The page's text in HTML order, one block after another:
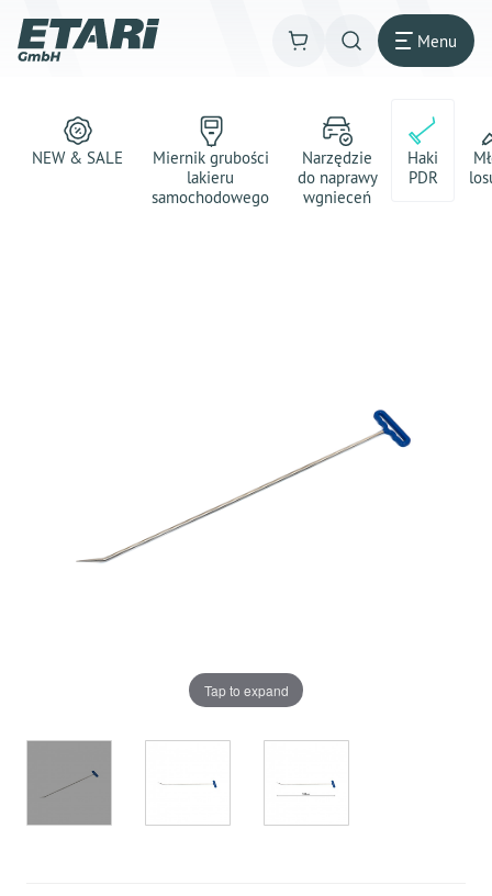
Menu
NEW & SALE
Miernik grubości
lakieru
samochodowego
Narzędzie
do naprawy
wgnieceń
Haki
PDR
Tap to expand